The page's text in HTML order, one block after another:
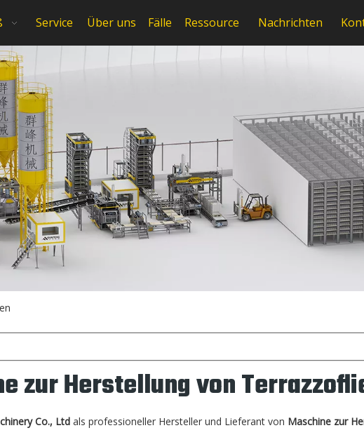
Service Über uns Fälle Ressource Nachrichten
zur Herstellung von
Co., Ltd als professioneller Hersteller und Lieferant von Maschine zur